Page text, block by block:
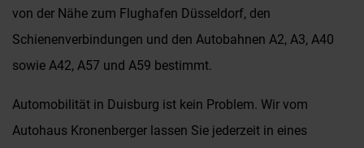
von der Nähe zum Flughafen Düsseldorf, den
Schienenverbindungen und den Autobahnen A2, A3, A40
sowie A42, A57 und A59 bestimmt.
Automobilität in Duisburg ist kein Problem. Wir vom
Autohaus Kronenberger lassen Sie jederzeit in eines